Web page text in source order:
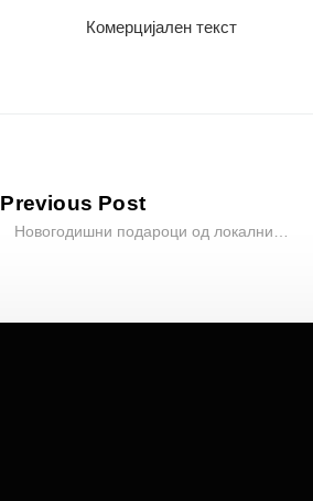
Комерцијален текст
Previous Post
Новогодишни подароци од локални…